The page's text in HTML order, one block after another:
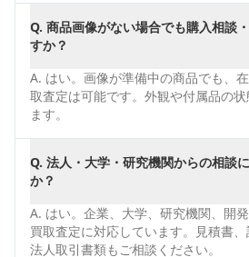
Q. 商品画像がない場合でも購入相談
すか？
A. はい。画像が準備中の商品でも、
取査定は可能です。外観や付属品の
ます。
Q. 法人・大学・研究機関からの相談
か？
A. はい。企業、大学、研究機関、開
買取査定に対応しています。見積書
法人取引書類もご相談ください。